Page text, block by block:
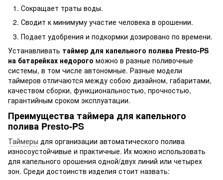
Сокращает траты воды.
Сводит к минимуму участие человека в орошении.
Подает удобрения и подкормки дозировано по времени.
Устанавливать таймер для капельного полива Presto-PS
на батарейках недорого можно в разные поливочные
системы, в том числе автономные. Разные модели
таймеров отличаются между собою дизайном, габаритами,
качеством сборки, функциональностью, прочностью,
гарантийным сроком эксплуатации.
Преимущества таймера для капельного
полива Presto-PS
Таймеры для организации автоматического полива
износоустойчивые и практичные. Их можно использовать
для капельного орошения одной/двух линий или четырех
зон. Среди достоинств изделия стоит назвать: